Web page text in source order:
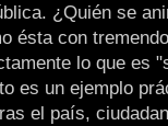
¿Quién se
ésta con
lo que es
es un ejemplo
el país,